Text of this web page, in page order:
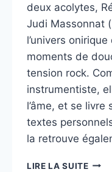
deux acolytes,
Judi Massonnat
l’univers
moments de
tension rock.
instrumentiste,
l’âme, et se
textes
la retrouve
LIRE LA SUITEGAMI